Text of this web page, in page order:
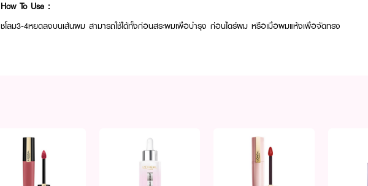
How To Use :
ชโลม3-4หยดลงบนเส้นผม สามารถใช้ได้ทั้งก่อนสระผมเพื่อบำรุง ก่อนไดร์ผม หรือเมื่อผมแห้งเพื่อจัดทรง